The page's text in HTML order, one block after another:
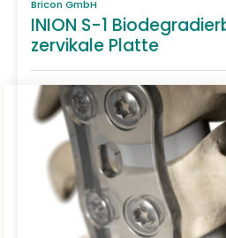
Bricon GmbH
INION S-1
zervikale Platte